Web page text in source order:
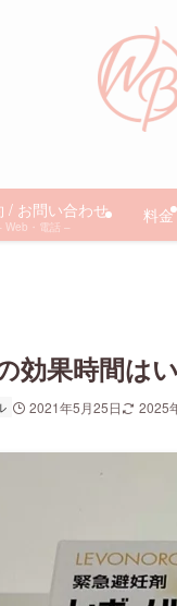
/ お問い合わせ
Web・電話 –
料金
効果時間は
2021年5月25日 2025